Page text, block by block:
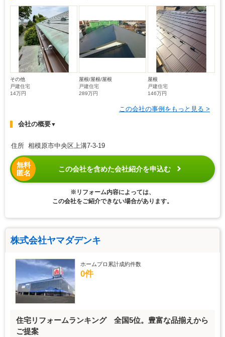
その他
戸建住宅
14万円
屋根/屋根/屋根
戸建住宅
289万円
屋根
戸建住宅
146万円
この会社の事例をもっと見る >
会社の概要▼
住所 相模原市中央区上溝7-3-19
無料
匿名
この会社を含めた会社紹介を申込む
※リフォーム内容によっては、
この会社をご紹介できない場合があります。
株式会社ヤマダデンキ
ホームプロ累計成約件数
0件
住宅リフォームランキング 全国5位。豊富な品揃えから
ご提案